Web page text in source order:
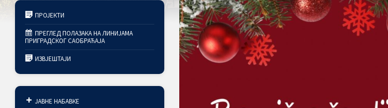
ПРОЈЕКТИ
ПРЕГЛЕД ПОЛАЗАКА НА ЛИНИЈАМА
ПРИГРАДСКОГ САОБРАЋАЈА
ИЗВЈЕШТАЈИ
ЈАВНЕ НАБАВКЕ